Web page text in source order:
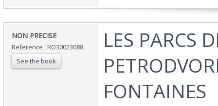
‎NON PRECISE‎
Reference : RO30023088
See the book
‎LES PARCS
FONTAINES‎